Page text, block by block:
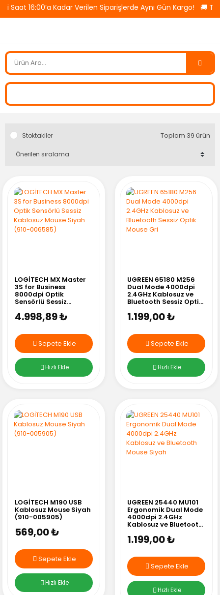
16:00’a Kadar Verilen Siparişlerde Aynı Gün Kargo! 🚚 Tüm
Stoktakiler Toplam 39 ürün
LOGİTECH MX Master
3S for Business
8000dpi Optik
Sensörlü Sessiz
(910-006585)
4.998,89 ₺
Sepete Ekle
Hızlı Ekle
UGREEN 65180 M256
Dual Mode 4000dpi
2.4GHz Kablosuz ve
Bluetooth Sessiz Optik
1.199,00 ₺
Sepete Ekle
Hızlı Ekle
LOGİTECH M190 USB
Kablosuz Mouse Siyah
(910-005905)
569,00 ₺
Sepete Ekle
Hızlı Ekle
UGREEN 25440 MU101
Ergonomik Dual Mode
4000dpi 2.4GHz
Kablosuz ve Bluetooth
1.199,00 ₺
Sepete Ekle
Hızlı Ekle